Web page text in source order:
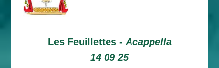
Les Feuillettes - Acappella
14 09 25